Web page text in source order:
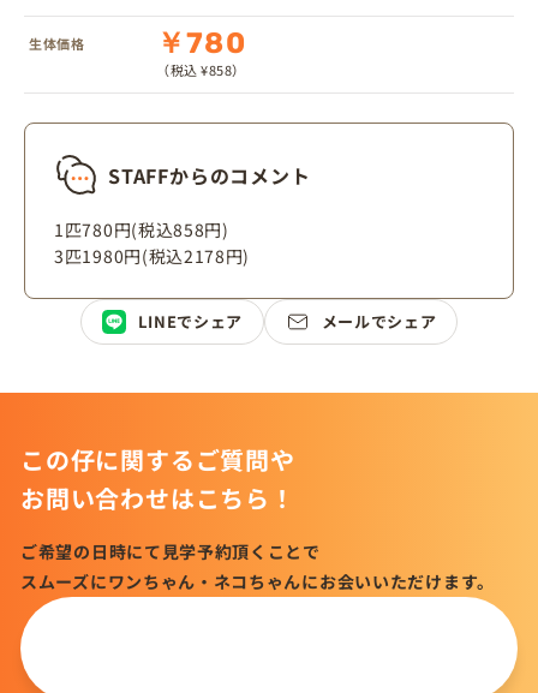
生体価格 ￥780
（税込 ¥858）
STAFFからのコメント
1匹780円(税込858円)
3匹1980円(税込2178円)
LINEでシェア メールでシェア
この仔に関するご質問や
お問い合わせはこちら！
ご希望の日時にて見学予約頂くことで
スムーズにワンちゃん・ネコちゃんにお会いいただけます。